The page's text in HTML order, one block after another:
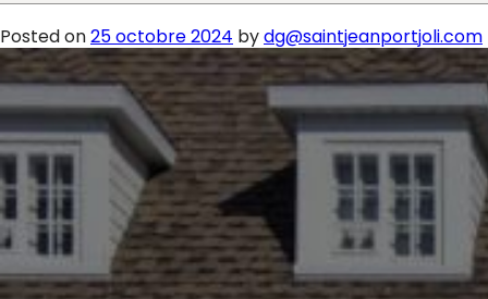
Posted on25 octobre 2024 bydg@saintjeanportjoli.com